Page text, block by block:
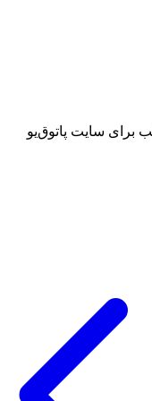
برای سایت پاتوق‌یو